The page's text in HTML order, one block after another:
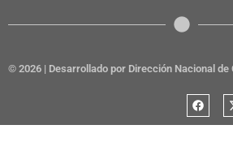
© 2026 | Desarrollado por Dirección Nacional de